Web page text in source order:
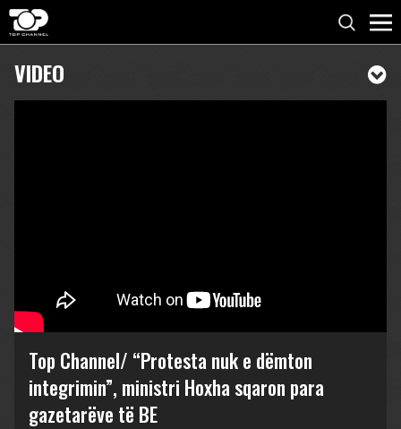
VIDEO
Top Channel/ “Protesta nuk e dëmton
integrimin”, ministri Hoxha sqaron para
gazetarëve të BE